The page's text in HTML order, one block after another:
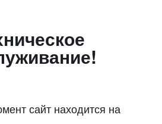
сайт находится на